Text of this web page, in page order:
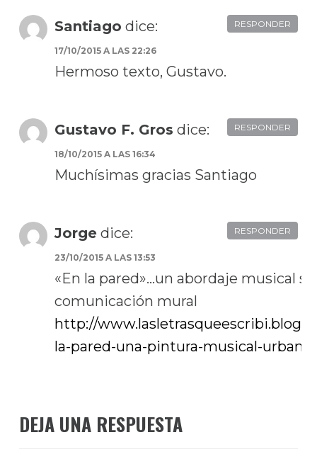
Santiago dice:
17/10/2015 A LAS 22:26
Hermoso texto, Gustavo.
RESPONDER
Gustavo F. Gros dice:
18/10/2015 A LAS 16:34
Muchísimas gracias Santiago
RESPONDER
Jorge dice:
23/10/2015 A LAS 13:53
«En la pared»…un abordaje musical
comunicación mural
http://
la-pared-una-pintura-musical-
RESPONDER
DEJA UNA RESPUESTA